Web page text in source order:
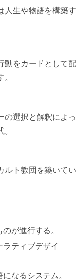
人生や物語を構築す
動をカードとして配
の選択と解釈によっ
ルト教団を築いてい
が進行する。
ラティブデザイ
なるシステム。